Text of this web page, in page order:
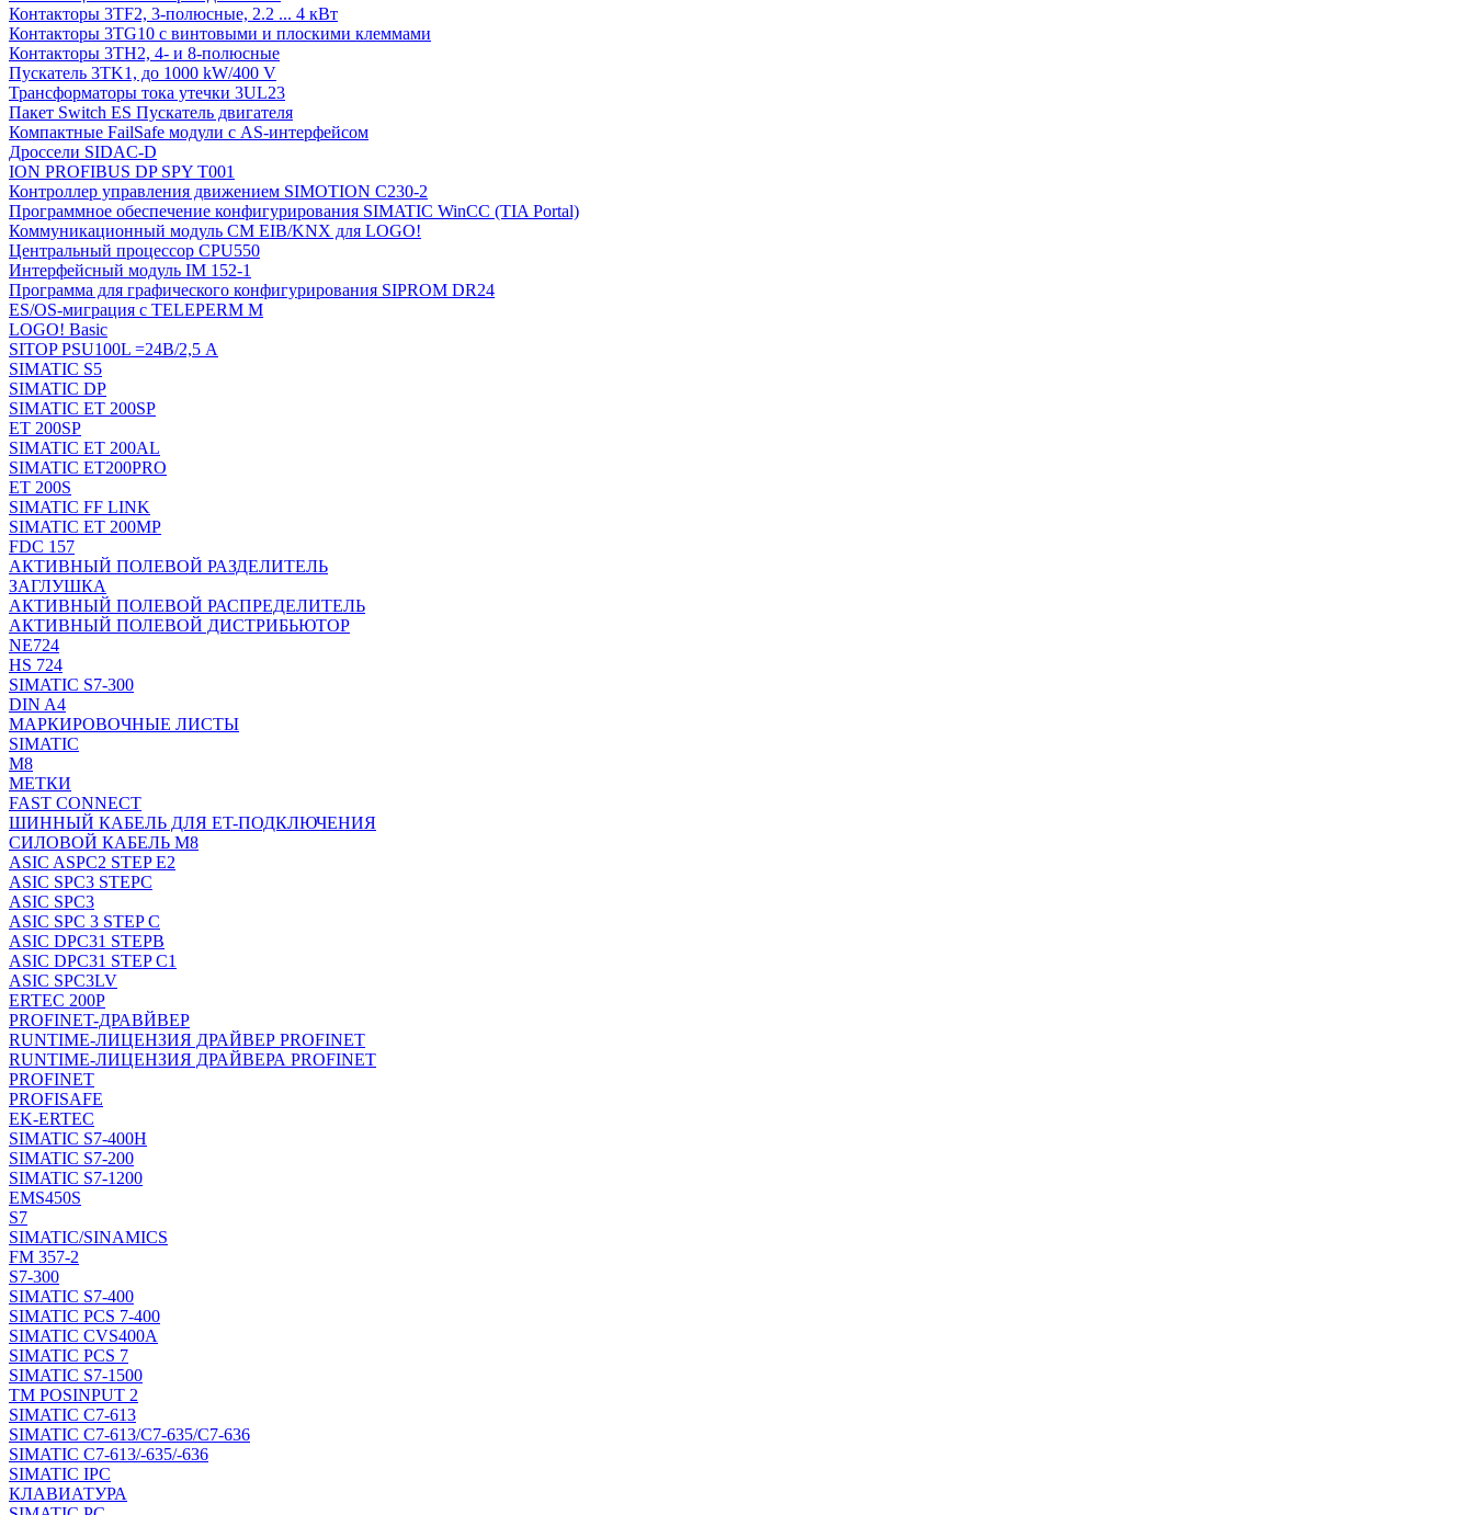
Контакторы 3TF2, 3-полюсные, 2.2 ... 4 кВт
Контакторы 3TG10 c винтовыми и плоскими клеммами
Контакторы 3TH2, 4- и 8-полюсные
Пускатель 3TK1, до 1000 kW/400 V
Трансформаторы тока утечки 3UL23
Пакет Switch ES Пускатель двигателя
Компактные FailSafe модули с AS-интерфейсом
Дроссели SIDAC-D
ION PROFIBUS DP SPY T001
Контроллер управления движением SIMOTION C230-2
Программное обеспечение конфигурирования SIMATIC WinCC (TIA Portal)
Коммуникационный модуль CM EIB/KNX для LOGO!
Центральный процессор CPU550
Интерфейсный модуль IM 152-1
Программа для графического конфигурирования SIPROM DR24
ES/OS-миграция с TELEPERM M
LOGO! Basic
SITOP PSU100L =24В/2,5 A
SIMATIC S5
SIMATIC DP
SIMATIC ET 200SP
ET 200SP
SIMATIC ET 200AL
SIMATIC ET200PRO
ET 200S
SIMATIC FF LINK
SIMATIC ET 200MP
FDC 157
АКТИВНЫЙ ПОЛЕВОЙ РАЗДЕЛИТЕЛЬ
ЗАГЛУШКА
АКТИВНЫЙ ПОЛЕВОЙ РАСПРЕДЕЛИТЕЛЬ
АКТИВНЫЙ ПОЛЕВОЙ ДИСТРИБЬЮТОР
NE724
HS 724
SIMATIC S7-300
DIN A4
МАРКИРОВОЧНЫЕ ЛИСТЫ
SIMATIC
M8
МЕТКИ
FAST CONNECT
ШИННЫЙ КАБЕЛЬ ДЛЯ ET-ПОДКЛЮЧЕНИЯ
СИЛОВОЙ КАБЕЛЬ M8
ASIC ASPC2 STEP E2
ASIC SPC3 STEPC
ASIC SPC3
ASIC SPC 3 STEP C
ASIC DPC31 STEPB
ASIC DPC31 STEP C1
ASIC SPC3LV
ERTEC 200P
PROFINET-ДРАВЙВЕР
RUNTIME-ЛИЦЕНЗИЯ ДРАЙВЕР PROFINET
RUNTIME-ЛИЦЕНЗИЯ ДРАЙВЕРА PROFINET
PROFINET
PROFISAFE
EK-ERTEC
SIMATIC S7-400H
SIMATIC S7-200
SIMATIC S7-1200
EMS450S
S7
SIMATIC/SINAMICS
FM 357-2
S7-300
SIMATIC S7-400
SIMATIC PCS 7-400
SIMATIC CVS400A
SIMATIC PCS 7
SIMATIC S7-1500
TM POSINPUT 2
SIMATIC C7-613
SIMATIC C7-613/C7-635/C7-636
SIMATIC C7-613/-635/-636
SIMATIC IPC
КЛАВИАТУРА